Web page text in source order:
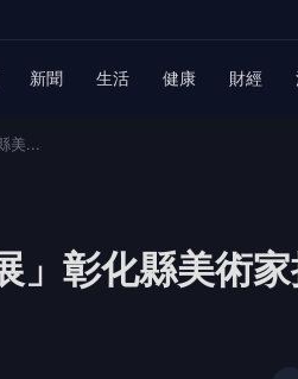
新聞 生活 健康 財經
美...
」彰化縣美術